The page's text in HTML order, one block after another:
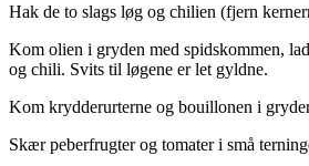
Hak de to slags løg og chilien (fjern
Kom olien i gryden med spidskommen,
og chili. Svits til løgene er let gyldne.
Kom krydderurterne og bouillonen i
Skær peberfrugter og tomater i små